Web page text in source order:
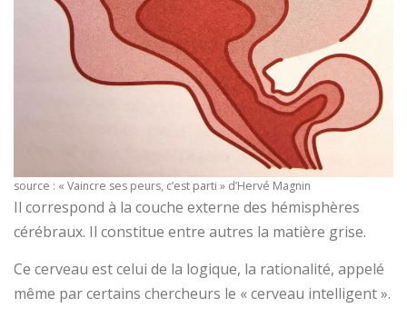
source : « Vaincre ses peurs, c’est parti » d’Hervé Magnin
Il correspond à la couche externe des hémisphères
cérébraux. Il constitue entre autres la matière grise.
Ce cerveau est celui de la logique, la rationalité, appelé
même par certains chercheurs le « cerveau intelligent ».